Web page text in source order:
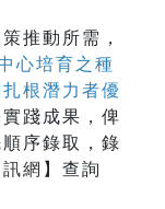
推動所需，
心培育之種
根潛力者優
踐成果，俾
序錄取，錄
網 】查詢